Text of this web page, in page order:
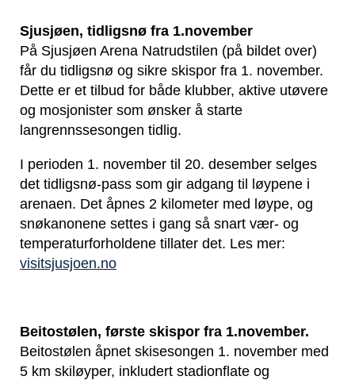
Sjusjøen, tidligsnø fra 1.november
På Sjusjøen Arena Natrudstilen (på bildet over)
får du tidligsnø og sikre skispor fra 1. november.
Dette er et tilbud for både klubber, aktive utøvere
og mosjonister som ønsker å starte
langrennssesongen tidlig.
I perioden 1. november til 20. desember selges
det tidligsnø-pass som gir adgang til løypene i
arenaen. Det åpnes 2 kilometer med løype, og
snøkanonene settes i gang så snart vær- og
temperaturforholdene tillater det. Les mer:
visitsjusjoen.no
Beitostølen, første skispor fra 1.november.
Beitostølen åpnet skisesongen 1. november med
5 km skiløyper, inkludert stadionflate og